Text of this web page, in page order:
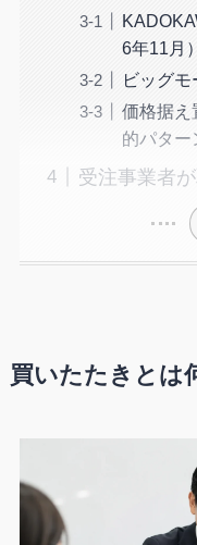
6年11月）
ビッグモ
価格据え
的パター
受注事業者
買いたたきと